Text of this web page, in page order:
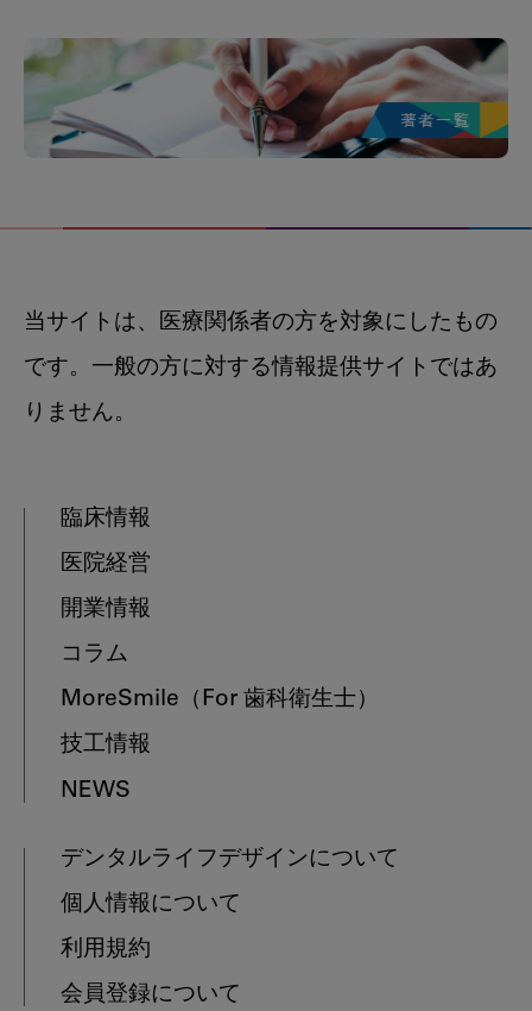
当サイトは、医療関係者の方を対象にしたもの
です。一般の方に対する情報提供サイトではあ
りません。
臨床情報
医院経営
開業情報
コラム
MoreSmile （For 歯科衛生士）
技工情報
NEWS
デンタルライフデザインについて
個人情報について
利用規約
会員登録について